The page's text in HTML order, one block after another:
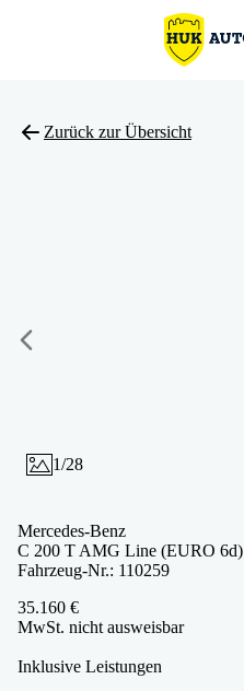
Zurück zur Übersicht
1/28
Mercedes-Benz
C 200 T AMG Line (EURO 6d)
Fahrzeug-Nr.: 110259
35.160 €
MwSt. nicht ausweisbar
Inklusive Leistungen